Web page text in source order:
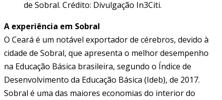
de Sobral. Crédito: Divulgação In3Citi.
A experiência em Sobral
O Ceará é um notável exportador de cérebros, devido à
cidade de Sobral, que apresenta o melhor desempenho
na Educação Básica brasileira, segundo o Índice de
Desenvolvimento da Educação Básica (Ideb), de 2017.
Sobral é uma das maiores economias do interior do